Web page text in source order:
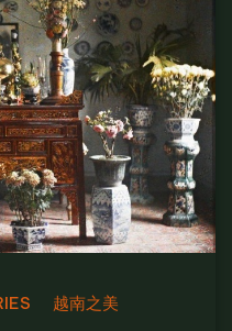
越南之美